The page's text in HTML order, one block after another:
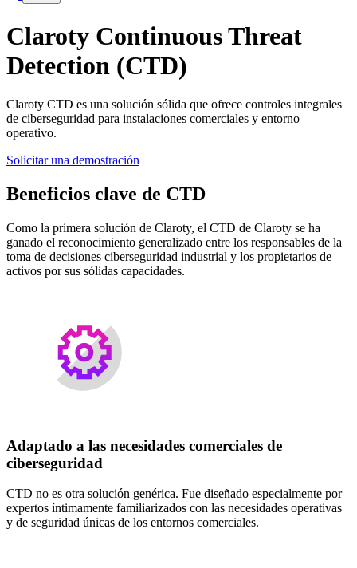
Claroty Continuous Threat
Detection (CTD)
Claroty CTD es una solución sólida que ofrece controles integrales
de ciberseguridad para instalaciones comerciales y entorno
operativo.
Solicitar una demostración
Beneficios clave de CTD
Como la primera solución de Claroty, el CTD de Claroty se ha
ganado el reconocimiento generalizado entre los responsables de la
toma de decisiones ciberseguridad industrial y los propietarios de
activos por sus sólidas capacidades.
Adaptado a las necesidades comerciales de
ciberseguridad
CTD no es otra solución genérica. Fue diseñado especialmente por
expertos íntimamente familiarizados con las necesidades operativas
y de seguridad únicas de los entornos comerciales.